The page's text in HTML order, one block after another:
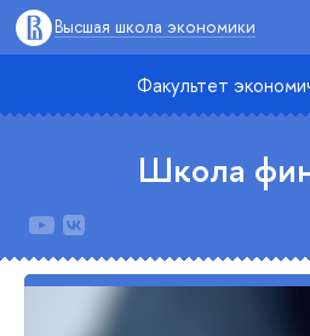
Высшая школа экономики
Факультет
Школа